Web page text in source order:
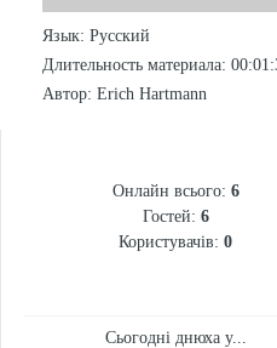
Язык: Русский
Длительность материала:
Автор: Erich Hartmann
Онлайн всього: 6
Гостей: 6
Користувачів: 0
Сьогодні днюха у...